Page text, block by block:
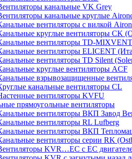
канальные VK Grey
канальные круглые
вентиляторы с вилкой
круглые вентиляторы CK
вентиляторы TD-MIXVENT
вентиляторы ELICENT
вентиляторы TD Silent
круглые вентиляторы ACF
взрывозащищенные
канальные вентиляторы CL
вентиляторы KVFU
прямоугольные вентиляторы
вентиляторы ВКП Завод
вентиляторы RL Lufberg
вентиляторы ВКП
вентиляторы серии RK
KVR…EC с EC